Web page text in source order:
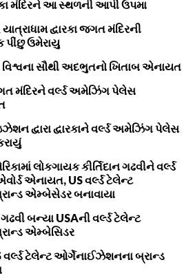
મંદિરને આ સ્થળની આપી ઉપમા
દ્વારકા જગત મંદિરની
ઉમેરાયુ
વિશ્વના સૌથી અદભુતનો ખિતાબ એનાયત
મંદિરને વર્લ્ડ અમેઝિંગ પેલેસ
દ્વારા દ્વારકાને વર્લ્ડ અમેઝિંગ પેલેસ
લોકગાયક કીર્તિદાન ગઢવીને વર્લ્ડ
એનાયત, US વર્લ્ડ ટેલેન્ટ
એમ્બેસેડર બનાવાયા
બન્યા USAની વર્લ્ડ ટેલેન્ટ
એમ્બેસિડર
વર્લ્ડ ટેલેન્ટ ઓર્ગેનાઈઝેશનના બ્રાન્ડ